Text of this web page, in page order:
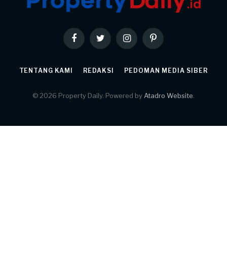
FacebookTwitter InstagramPinterest
TENTANG KAMI REDAKSI PEDOMAN MEDIA SIBER
© 2026 Property Daily. Powered by Atadro Website